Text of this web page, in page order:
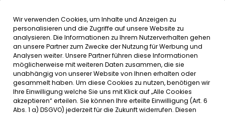
Inhalt der Seite anspringen
Informationen undMENÜ
SERVICE
HERZLICH WILLKOMMEN IN DER
KINDERTAGESSTÄTTE
Wir verwenden Cookies, um Inhalte und Anzeigen zu
personalisieren und die Zugriffe auf unsere Website zu
analysieren. Die Informationen zu Ihrem Nutzerverhalten gehen
an unsere Partner zum Zwecke der Nutzung für Werbung und
Analysen weiter. Unsere Partner führen diese Informationen
möglicherweise mit weiteren Daten zusammen, die sie
unabhängig von unserer Website von Ihnen erhalten oder
gesammelt haben. Um diese Cookies zu nutzen, benötigen wir
Ihre Einwilligung welche Sie uns mit Klick auf „Alle Cookies
akzeptieren“ erteilen. Sie können Ihre erteilte Einwilligung (Art. 6
Abs. 1 a) DSGVO) jederzeit für die Zukunft widerrufen. Diesen